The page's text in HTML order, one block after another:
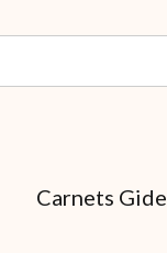
Carnets Gide